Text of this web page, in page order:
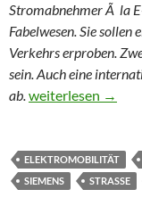
Stromabnehmer Ã la
Fabelwesen. Sie
Verkehrs erproben.
sein. Auch eine
ab.Wolpertinger auf
weiterlesen →
ELEKTROMOBILITÄT
SIEMENS
STRASSE